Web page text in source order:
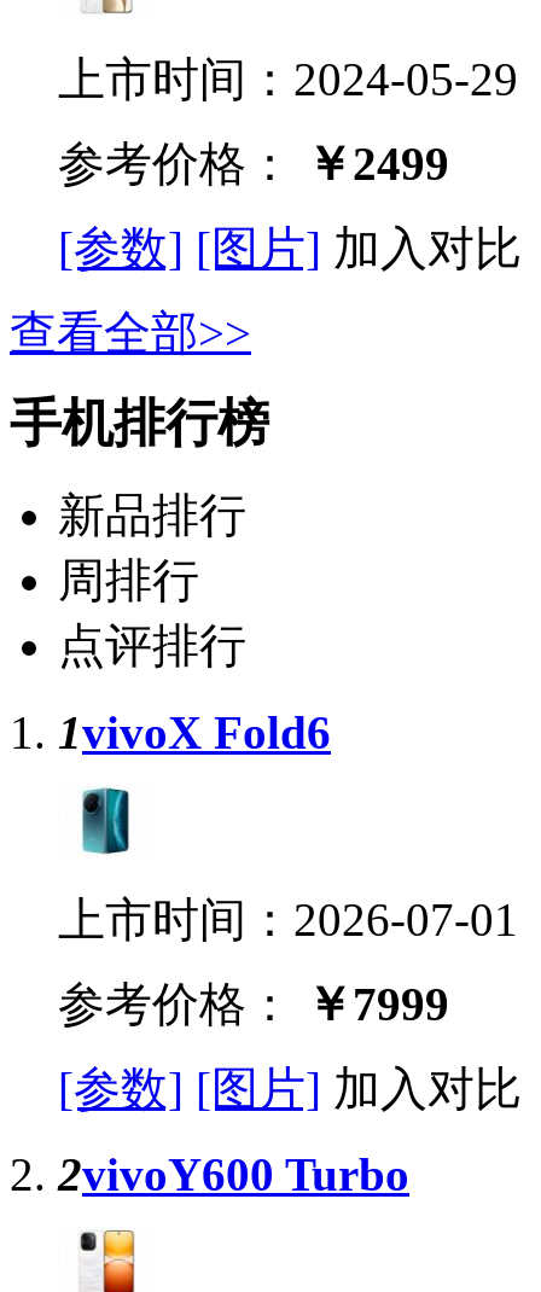
上市时间：2024-05-29
参考价格：
￥2499
[参数] [图片] 加入对比
查看全部>>
手机排行榜
新品排行
周排行
点评排行
1vivoX Fold6
上市时间：2026-07-01
参考价格：
￥7999
[参数] [图片] 加入对比
2vivoY600 Turbo